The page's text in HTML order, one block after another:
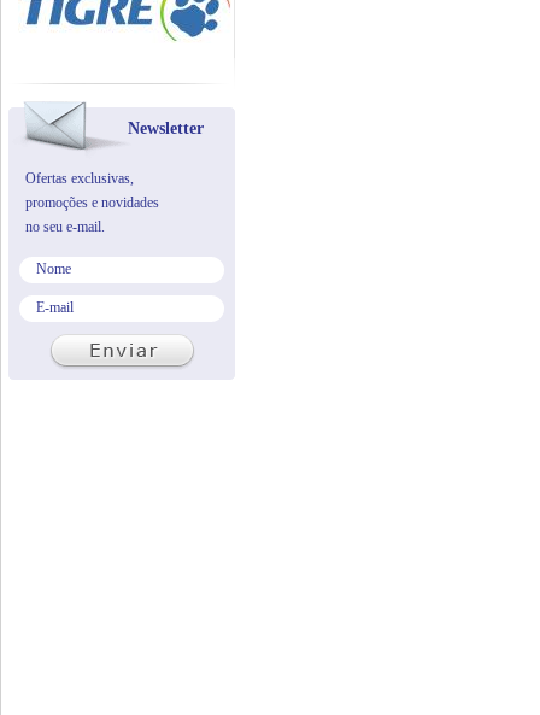
Newsletter
Ofertas exclusivas,
promoções e novidades
no seu e-mail.